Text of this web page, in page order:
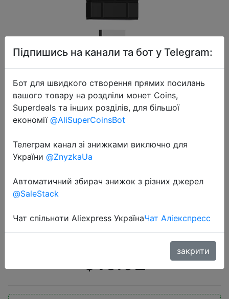
2022-12-02
для контроллеров Wireless
Bluetooth Adapter 2 Receiver for
for PS3 PS4 PS5 Controller
$13.92
Підпишись на канали та бот у Telegram:
Бот для швидкого створення прямих посилань
вашого товару на роздліли монет Coins,
Superdeals та інших розділів, для більшої
економії @AliSuperCoinsBot
Телеграм канал зі знижками виключно для
України @ZnyzkaUa
Автоматичний збирач знижок з різних джерел
@SaleStack
Чат спільноти Aliexpress УкраїнаЧат Аліекспресс
закрити